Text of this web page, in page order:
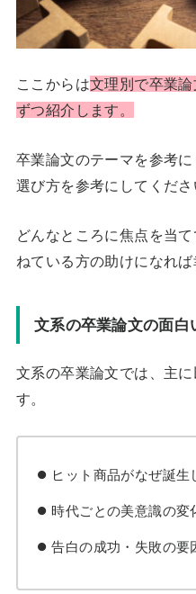
ここからは文理別で卒業
ずつ紹介します。
卒業論文のテーマを参考
選び方を参考にしてくださ
どんなところに焦点を当
ねている方の助けになれば
文系の卒業論文の面白
文系の卒業論文では、主
す。
ヒット商品がなぜ誕生
時代ごとの美意識の変
告白の成功・失敗の要